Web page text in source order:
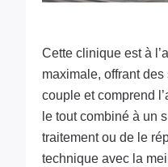
Cette clinique est à
maximale, offrant
couple et comprend
le tout combiné à un
traitement ou de le
technique avec la